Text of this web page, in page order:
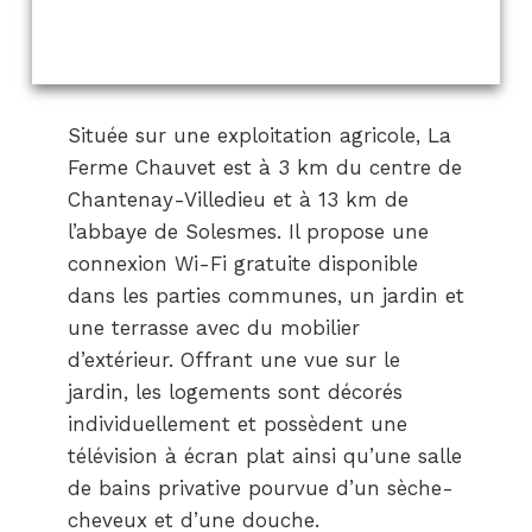
Située sur une exploitation agricole, La
Ferme Chauvet est à 3 km du centre de
Chantenay-Villedieu et à 13 km de
l’abbaye de Solesmes. Il propose une
connexion Wi-Fi gratuite disponible
dans les parties communes, un jardin et
une terrasse avec du mobilier
d’extérieur. Offrant une vue sur le
jardin, les logements sont décorés
individuellement et possèdent une
télévision à écran plat ainsi qu’une salle
de bains privative pourvue d’un sèche-
cheveux et d’une douche.